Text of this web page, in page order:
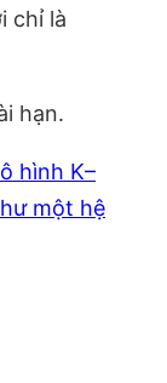
chỉ là
hạn.
hình K–
một hệ